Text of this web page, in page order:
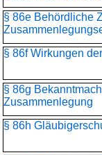
§ 86e Behördliche
§ 86f Wirkungen
§ 86g
Zusammenlegung
§ 86h